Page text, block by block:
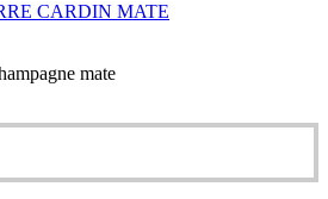
CARDIN MATE
mate